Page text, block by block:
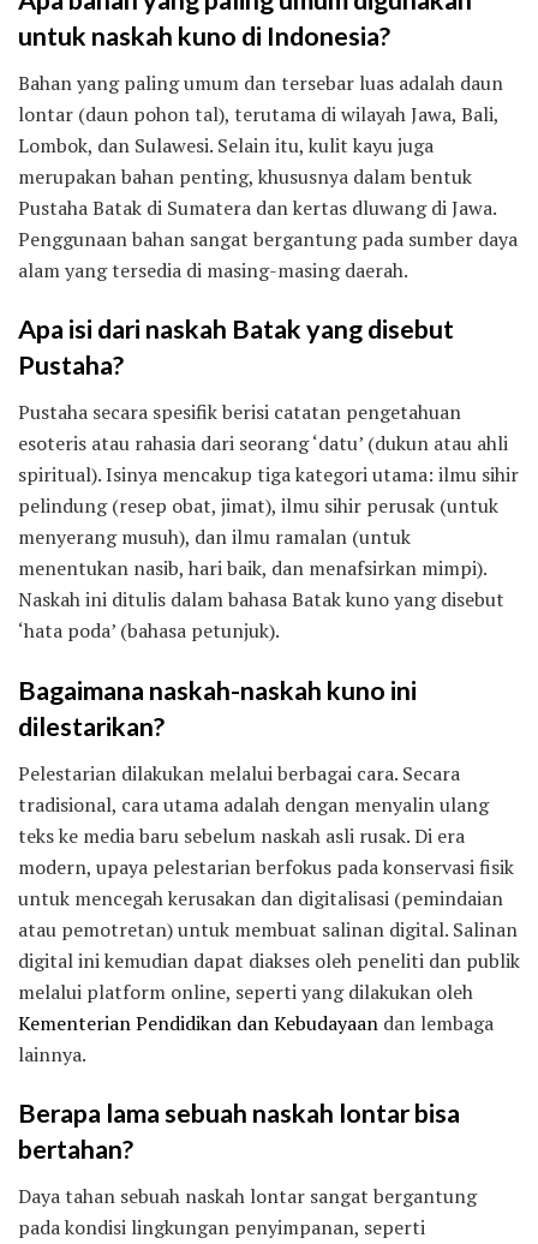
untuk naskah kuno di Indonesia?
Bahan yang paling umum dan tersebar luas adalah daun
lontar (daun pohon tal), terutama di wilayah Jawa, Bali,
Lombok, dan Sulawesi. Selain itu, kulit kayu juga
merupakan bahan penting, khususnya dalam bentuk
Pustaha Batak di Sumatera dan kertas dluwang di Jawa.
Penggunaan bahan sangat bergantung pada sumber daya
alam yang tersedia di masing-masing daerah.
Apa isi dari naskah Batak yang disebut
Pustaha?
Pustaha secara spesifik berisi catatan pengetahuan
esoteris atau rahasia dari seorang ‘datu’ (dukun atau ahli
spiritual). Isinya mencakup tiga kategori utama: ilmu sihir
pelindung (resep obat, jimat), ilmu sihir perusak (untuk
menyerang musuh), dan ilmu ramalan (untuk
menentukan nasib, hari baik, dan menafsirkan mimpi).
Naskah ini ditulis dalam bahasa Batak kuno yang disebut
‘hata poda’ (bahasa petunjuk).
Bagaimana naskah-naskah kuno ini
dilestarikan?
Pelestarian dilakukan melalui berbagai cara. Secara
tradisional, cara utama adalah dengan menyalin ulang
teks ke media baru sebelum naskah asli rusak. Di era
modern, upaya pelestarian berfokus pada konservasi fisik
untuk mencegah kerusakan dan digitalisasi (pemindaian
atau pemotretan) untuk membuat salinan digital. Salinan
digital ini kemudian dapat diakses oleh peneliti dan publik
melalui platform online, seperti yang dilakukan oleh
Kementerian Pendidikan dan Kebudayaan dan lembaga
lainnya.
Berapa lama sebuah naskah lontar bisa
bertahan?
Daya tahan sebuah naskah lontar sangat bergantung
pada kondisi lingkungan penyimpanan, seperti